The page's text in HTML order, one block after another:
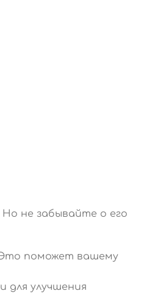
Но не забывайте о его
поможет вашему
для улучшения